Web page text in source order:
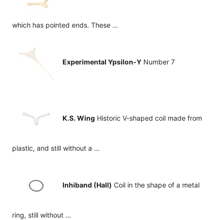
which has pointed ends. These …
Experimental Ypsilon-Y Number 7
K.S. Wing Historic V-shaped coil made from
plastic, and still without a …
Inhiband (Hall) Coil in the shape of a metal
ring, still without …